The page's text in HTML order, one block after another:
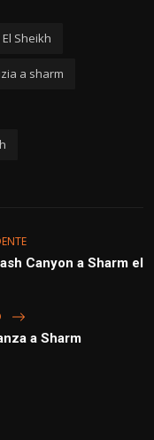
Sheikh
a sharm
Canyon a Sharm el
a Sharm